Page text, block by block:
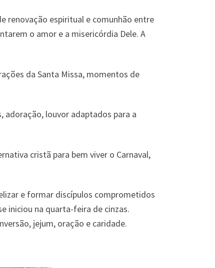
renovação espiritual e comunhão entre
o amor e a misericórdia Dele. A
da Santa Missa, momentos de
adoração, louvor adaptados para a
cristã para bem viver o Carnaval,
e formar discípulos comprometidos
iniciou na quarta-feira de cinzas.
jejum, oração e caridade.